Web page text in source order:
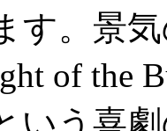
す。景
of the
いう喜